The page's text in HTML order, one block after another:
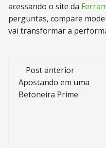
acessando o site da
perguntas, compare
vai transformar a
Navegação
de
post
Post anterior
Apostando em uma
Betoneira Prime